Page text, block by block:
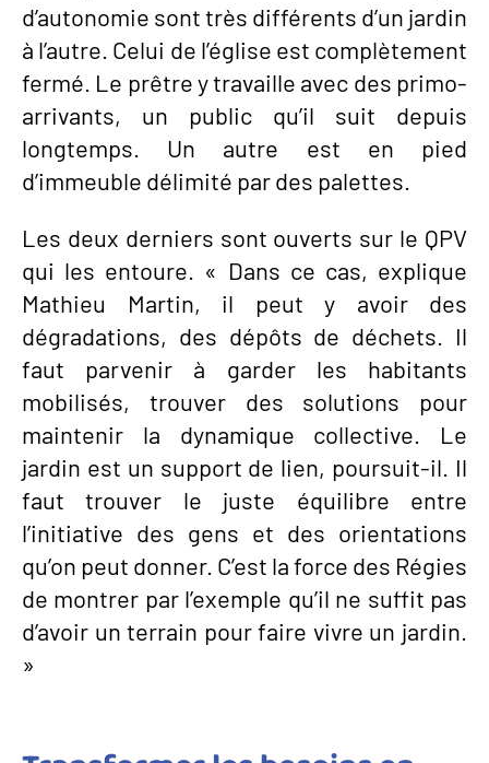
d’autonomie sont très différents d’un jardin
à l’autre. Celui de l’église est complètement
fermé. Le prêtre y travaille avec des primo-
arrivants, un public qu’il suit depuis
longtemps. Un autre est en pied
d’immeuble délimité par des palettes.
Les deux derniers sont ouverts sur le QPV
qui les entoure. « Dans ce cas, explique
Mathieu Martin, il peut y avoir des
dégradations, des dépôts de déchets. Il
faut parvenir à garder les habitants
mobilisés, trouver des solutions pour
maintenir la dynamique collective. Le
jardin est un support de lien, poursuit-il. Il
faut trouver le juste équilibre entre
l’initiative des gens et des orientations
qu’on peut donner. C’est la force des Régies
de montrer par l’exemple qu’il ne suffit pas
d’avoir un terrain pour faire vivre un jardin.
»